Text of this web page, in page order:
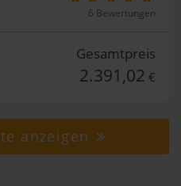
6 Bewertungen
Gesamtpreis
2.391,02 €
anzeigen